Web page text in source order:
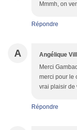
Mmmh, on
Répondre
A Angélique
Merci
merci pour le
vrai plaisir de
Répondre